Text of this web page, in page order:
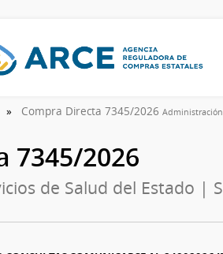
Compra Directa 7345/2026
7345/2026
de Salud del Estado |